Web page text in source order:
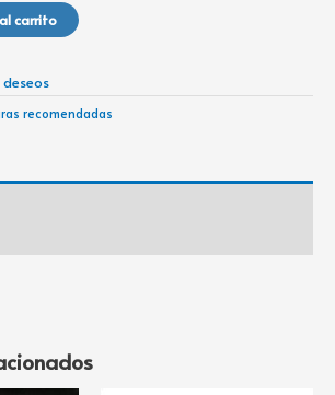
carrito
recomendadas